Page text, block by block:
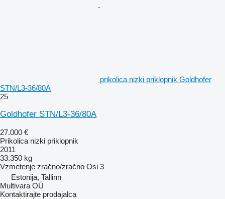
prikolica nizki priklopnik Goldhofer
STN/L3-36/80A
25
Goldhofer STN/L3-36/80A
27.000 €
Prikolica nizki priklopnik
2011
33.350 kg
Vzmetenje zračno/zračno Osi 3
Estonija, Tallinn
Multivara OÜ
Kontaktirajte prodajalca